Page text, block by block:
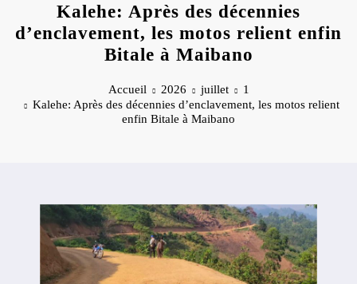
Kalehe: Après des décennies
d’enclavement, les motos relient enfin
Bitale à Maibano
Accueil 2026 juillet
1
Kalehe: Après des décennies d’enclavement, les motos relient
enfin Bitale à Maibano